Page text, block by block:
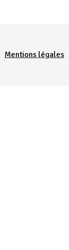
Mentions légales